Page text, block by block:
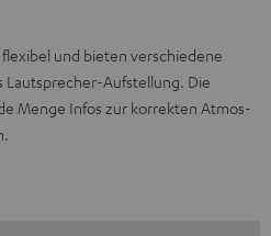
und bieten verschiedene
Aufstellung. Die
Menge Infos zur korrekten Atmos-